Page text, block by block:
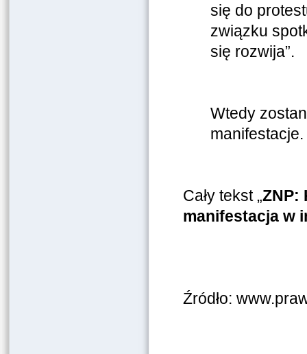
się do
związku
się rozwija”.
Wtedy
Cały tekst „ZNP:
manifestacja
Źródło: